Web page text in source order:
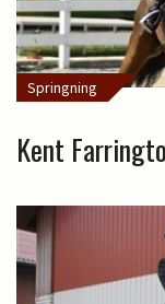
Springning
Kent